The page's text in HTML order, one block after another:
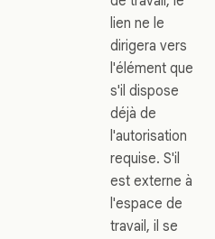
lien ne le
dirigera vers
l'élément que
s'il dispose
déjà de
l'autorisation
requise. S'il
est externe à
l'espace de
travail, il se